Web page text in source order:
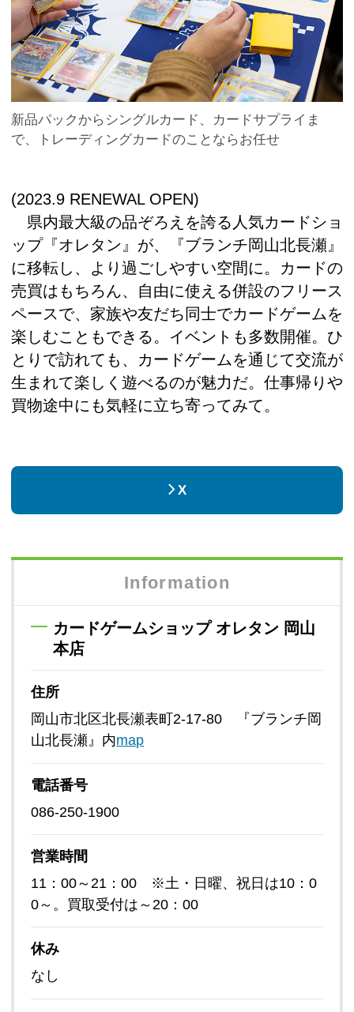
新品パックからシングルカード、カードサプライま
で、トレーディングカードのことならお任せ
(2023.9 RENEWAL OPEN)
県内最大級の品ぞろえを誇る人気カードショ
ップ『オレタン』が、『ブランチ岡山北長瀬』
に移転し、より過ごしやすい空間に。カードの
売買はもちろん、自由に使える併設のフリース
ペースで、家族や友だち同士でカードゲームを
楽しむこともできる。イベントも多数開催。ひ
とりで訪れても、カードゲームを通じて交流が
生まれて楽しく遊べるのが魅力だ。仕事帰りや
買物途中にも気軽に立ち寄ってみて。
X
Information
カードゲームショップ オレタン 岡山
本店
住所
岡山市北区北長瀬表町2-17-80 『ブランチ岡
山北長瀬』内map
電話番号
086-250-1900
営業時間
11：00～21：00 ※土・日曜、祝日は10：0
0～。買取受付は～20：00
休み
なし